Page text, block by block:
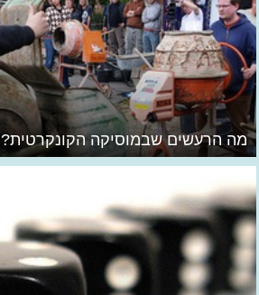
מה הרעשים שבמוסיקה הקונקרטית?